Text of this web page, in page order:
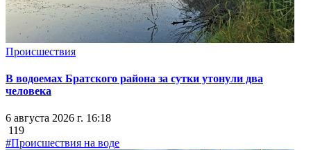
Происшествия
В водоемах Братского района за сутки утонули два
человека
6 августа 2026 г. 16:18
119
#Происшествия на воде